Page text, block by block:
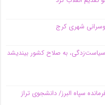
سیاست‌زدگی، به صلاح کشور بیندیشد
سپاه البرز/ دانشجوی تراز